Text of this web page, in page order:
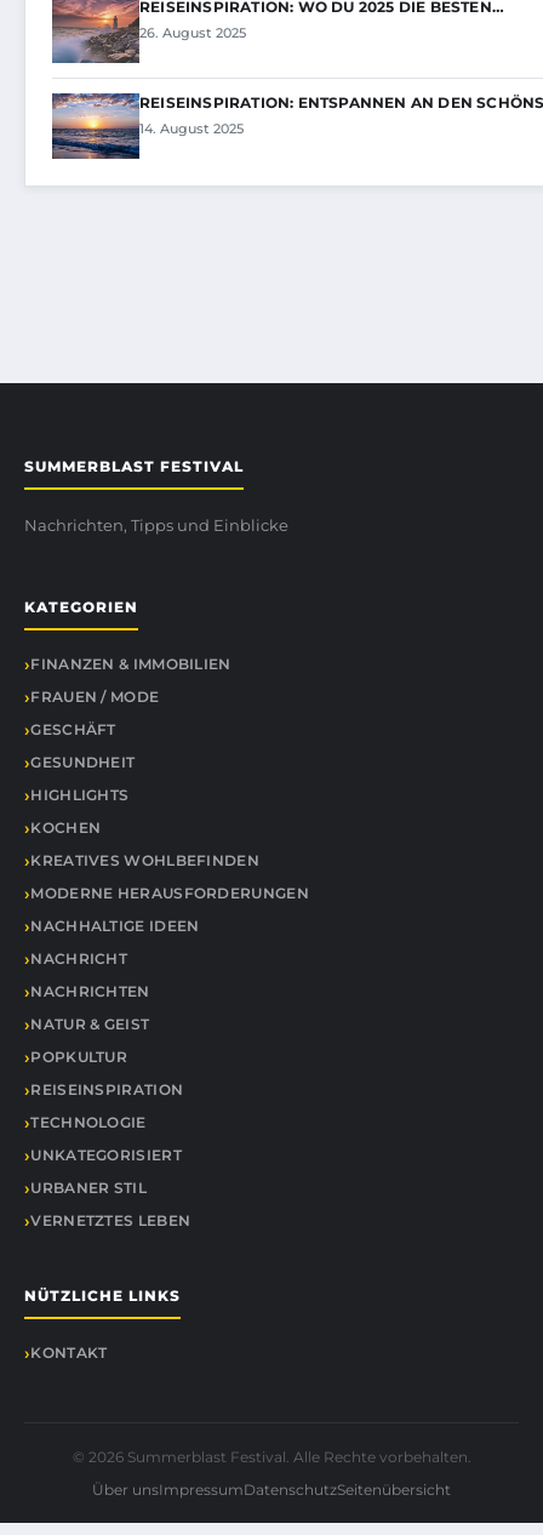
REISEINSPIRATION: WO DU 2025 DIE BESTEN…
26. August 2025
REISEINSPIRATION: ENTSPANNEN AN DEN
14. August 2025
SUMMERBLAST FESTIVAL
Nachrichten, Tipps und Einblicke
KATEGORIEN
FINANZEN & IMMOBILIEN
FRAUEN / MODE
GESCHÄFT
GESUNDHEIT
HIGHLIGHTS
KOCHEN
KREATIVES WOHLBEFINDEN
MODERNE HERAUSFORDERUNGEN
NACHHALTIGE IDEEN
NACHRICHT
NACHRICHTEN
NATUR & GEIST
POPKULTUR
REISEINSPIRATION
TECHNOLOGIE
UNKATEGORISIERT
URBANER STIL
VERNETZTES LEBEN
NÜTZLICHE LINKS
KONTAKT
© 2026 Summerblast Festival. Alle Rechte vorbehalten.
Über unsImpressumDatenschutzSeitenübersicht